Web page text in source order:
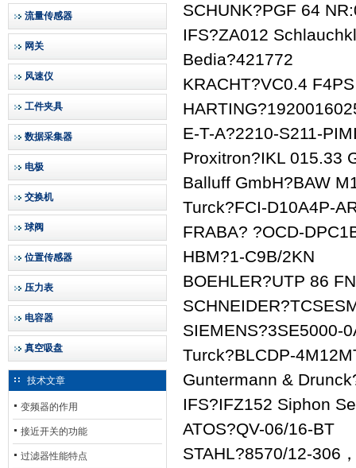
流量传感器
网关
风速仪
工件夹具
数据采集器
电极
交换机
球阀
位置传感器
压力表
电容器
真空吸盘
技术文章
变频器的作用
接近开关的功能
过滤器性能特点
SCHUNK?PGF 64
IFS?ZA012
Bedia?421772
KRACHT?VC0.4
E-T-A?2210-S211-
Proxitron?IKL 015.33
Balluff GmbH?BAW
Turck?FCI-D10A4P-
FRABA? ?OCD-
HBM?1-C9B/2KN
BOEHLER?UTP 86
SIEMENS?3SE5000-
Turck?BLCDP-
Guntermann &
IFS?IFZ152 Siphon
ATOS?QV-06/16-BT
STAHL?8570/12-306